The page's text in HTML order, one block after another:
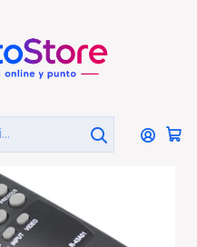
Remoto
Dae-r43a01 - Ps